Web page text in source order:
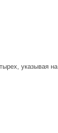
указывая